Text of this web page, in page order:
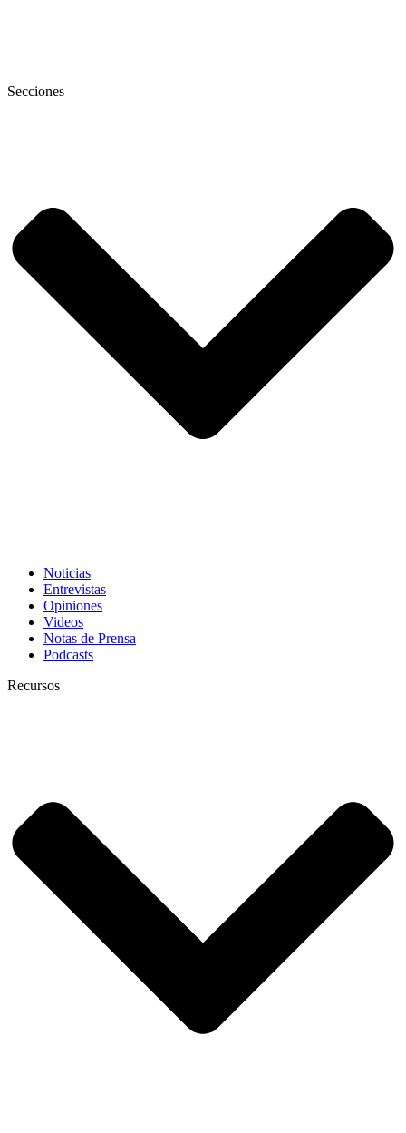
Secciones
Noticias
Entrevistas
Opiniones
Videos
Notas de Prensa
Podcasts
Recursos